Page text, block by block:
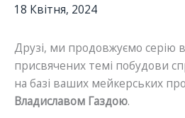
18 Квітня, 2024
Друзі, ми продовжуємо серію
присвячених темі побудови
на базі ваших мейкерських
Владиславом Газдою.